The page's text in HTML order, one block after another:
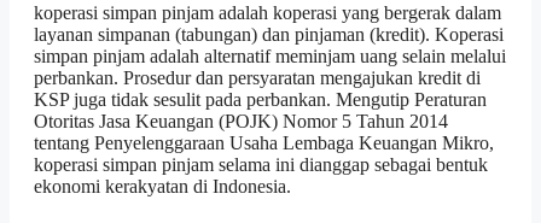
koperasi simpan pinjam adalah koperasi yang bergerak dalam
layanan simpanan (tabungan) dan pinjaman (kredit). Koperasi
simpan pinjam adalah alternatif meminjam uang selain melalui
perbankan. Prosedur dan persyaratan mengajukan kredit di
KSP juga tidak sesulit pada perbankan. Mengutip Peraturan
Otoritas Jasa Keuangan (POJK) Nomor 5 Tahun 2014
tentang Penyelenggaraan Usaha Lembaga Keuangan Mikro,
koperasi simpan pinjam selama ini dianggap sebagai bentuk
ekonomi kerakyatan di Indonesia.